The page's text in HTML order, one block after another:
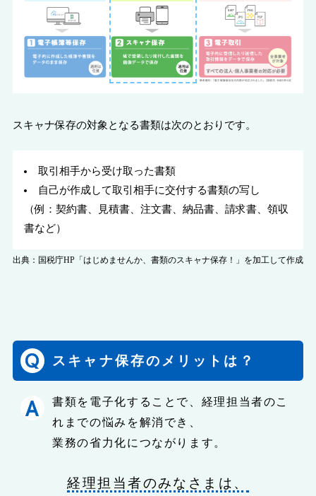
スキャナ保存の対象となる書類は次のとおりです。
取引相手から受け取った書類
自己が作成して取引相手に交付する書類の写し
（例：契約書、見積書、注文書、納品書、請求書、領収
書など）
出典：国税庁HP「はじめませんか、書類のスキャナ保存！」を加工して作成
スキャナ保存のメリットは？
書類を電子化することで、経理担当者のこ
れまでの悩みを解消でき、
業務の省力化につながります。
経理担当者のみなさまは、